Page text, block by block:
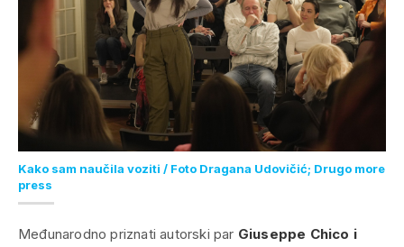
Kako sam naučila voziti / Foto Dragana Udovičić; Drugo more
press
Međunarodno priznati autorski par Giuseppe Chico i